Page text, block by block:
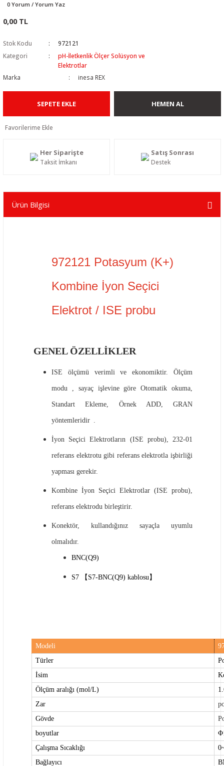
0 Yorum / Yorum Yaz
0,00 TL
Stok Kodu
972121
Kategori
pH-İletkenlik Ölçer Solüsyon ve
Elektrotlar
Marka
inesa REX
SEPETE EKLE HEMEN AL
Her Siparişte
Taksit İmkanı
Satış Sonrası
Destek
Ürün Bilgisi
972121 Potasyum (K+)
Kombine İyon Seçici
Elektrot / ISE probu
GENEL ÖZELLİKLER
ISE ölçümü verimli ve ekonomiktir. Ölçüm
modu , sayaç işlevine göreOtomatik okuma,
Standart Ekleme, Örnek ADD, GRAN
yöntemleridir .
İyon Seçici Elektrotların (ISE probu), 232-01
referans elektrotu gibi referans elektrotla işbirliği
yapması gerekir.
Kombine İyon Seçici Elektrotlar (ISE probu),
referans elektrodu birleştirir.
Konektör, kullandığınız sayaçla uyumlu
olmalıdır.
BNC(Q9)
S7 【S7-BNC(Q9) kablosu】
Modeli
Türler
İsim
Ölçüm aralığı (mol/L)
Zar
Gövde
boyutlar
Çalışma Sıcaklığı
Bağlayıcı